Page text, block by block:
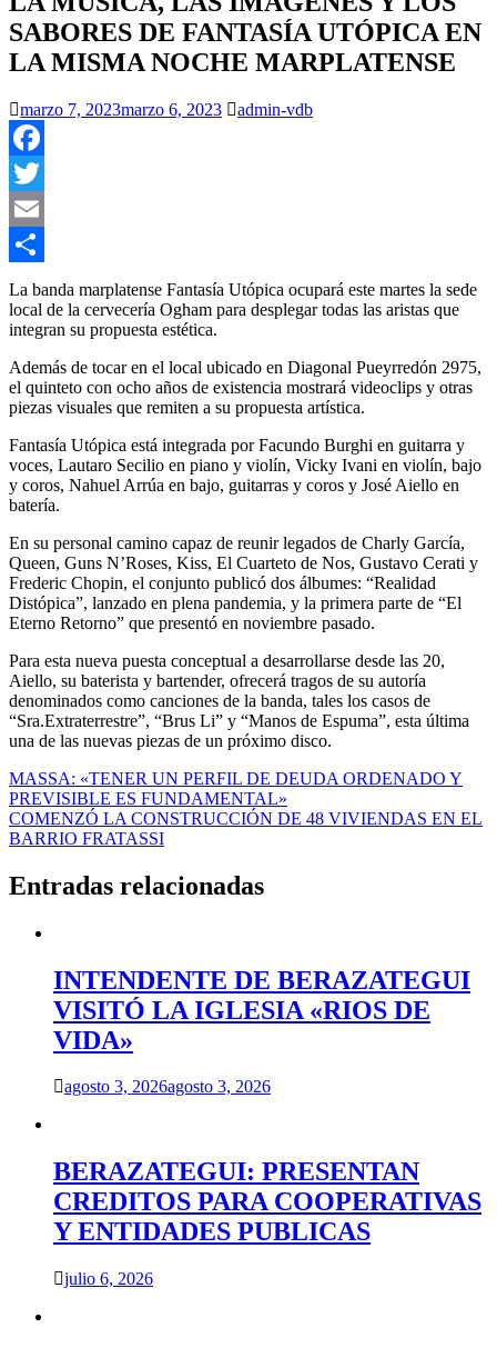
SABORES DE FANTASÍA UTÓPICA EN
LA MISMA NOCHE MARPLATENSE
marzo 7, 2023marzo 6, 2023 admin-vdb
Facebook
Twitter
Email
Compartir
La banda marplatense Fantasía Utópica ocupará este martes la sede
local de la cervecería Ogham para desplegar todas las aristas que
integran su propuesta estética.
Además de tocar en el local ubicado en Diagonal Pueyrredón 2975,
el quinteto con ocho años de existencia mostrará videoclips y otras
piezas visuales que remiten a su propuesta artística.
Fantasía Utópica está integrada por Facundo Burghi en guitarra y
voces, Lautaro Secilio en piano y violín, Vicky Ivani en violín, bajo
y coros, Nahuel Arrúa en bajo, guitarras y coros y José Aiello en
batería.
En su personal camino capaz de reunir legados de Charly García,
Queen, Guns N’Roses, Kiss, El Cuarteto de Nos, Gustavo Cerati y
Frederic Chopin, el conjunto publicó dos álbumes: “Realidad
Distópica”, lanzado en plena pandemia, y la primera parte de “El
Eterno Retorno” que presentó en noviembre pasado.
Para esta nueva puesta conceptual a desarrollarse desde las 20,
Aiello, su baterista y bartender, ofrecerá tragos de su autoría
denominados como canciones de la banda, tales los casos de
“Sra.Extraterrestre”, “Brus Li” y “Manos de Espuma”, esta última
una de las nuevas piezas de un próximo disco.
Navegación
de
entradas
MASSA: «TENER UN PERFIL DE DEUDA ORDENADO Y
PREVISIBLE ES FUNDAMENTAL»
COMENZÓ LA CONSTRUCCIÓN DE 48 VIVIENDAS EN EL
BARRIO FRATASSI
Entradas relacionadas
INTENDENTE DE BERAZATEGUI
VISITÓ LA IGLESIA «RIOS DE
VIDA»
agosto 3, 2026agosto 3, 2026
BERAZATEGUI: PRESENTAN
CREDITOS PARA COOPERATIVAS
Y ENTIDADES PUBLICAS
julio 6, 2026